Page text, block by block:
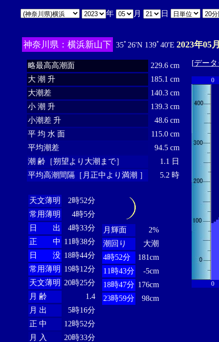
年 月 日
神奈川県：横浜新山下 35ﾟ26'N 139ﾟ40'E 2023年05
略最高高潮面
229.6 cm
大 潮 升
185.1 cm
大潮差
140.3 cm
小 潮 升
139.3 cm
小潮差 升
48.6 cm
平 均 水 面
115.0 cm
平均潮差
94.5 cm
潮 齢［朔望より大潮まで］
1.1 日
平均高潮間隔［月正中より満潮 ］
5.2 時
天文薄明
2時52分
常用薄明
4時5分
日 出
4時33分
正 中 11時38分
日 没 18時44分
常用薄明 19時12分
天文薄明 20時25分
月 齢
1.4
月 出
5時16分
正 中
12時52分
月 入
20時33分
月輝面
2%
潮回り
大潮
4時52分
181cm
11時43分
-5cm
18時47分 176cm
23時59分
98cm
[デー
0
0